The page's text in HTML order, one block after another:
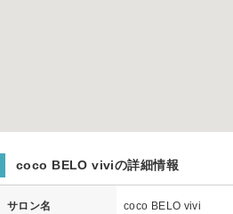
coco BELO viviの詳細情報
サロン名
coco BELO vivi